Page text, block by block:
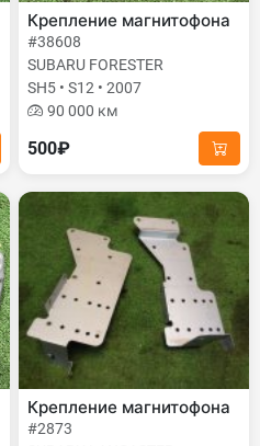
Крепление магнитофона
#38608
SUBARU FORESTER
SH5 • S12 • 2007
90 000 км
500₽
Крепление магнитофона
#2873